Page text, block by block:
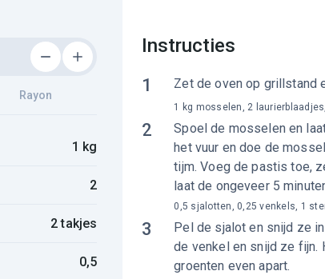
Rayon
1 kg
2
2 takjes
0,5
Instructies
1 Zet de oven op grillstand
2
Spoel de mosselen en
het vuur en doe de
tijm. Voeg de pastis toe,
laat de ongeveer 5
1 kg mosselen, 2
3
Pel de sjalot en snijd ze
de venkel en snijd ze fijn.
groenten even apart.
0,5 sjalotten, 0,25 venkels, 1